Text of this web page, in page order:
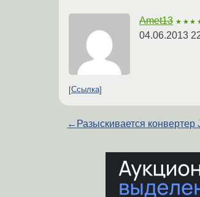
Amet13
04.06.2013
Ссылка
← Разыскивается